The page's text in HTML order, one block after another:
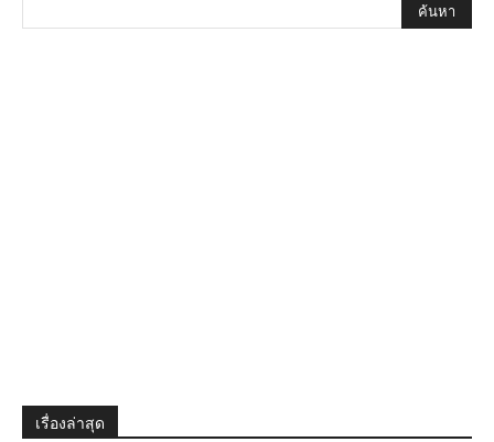
เรื่องล่าสุด